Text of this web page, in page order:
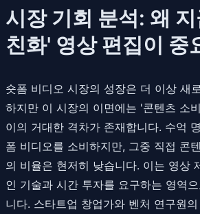
시장 기회 분석: 왜
친화' 영상 편집이 중
숏폼 비디오 시장의 성장은 더 이상 새
하지만 이 시장의 이면에는 '콘텐츠 소
이의 거대한 격차가 존재합니다. 수억
폼 비디오를 소비하지만, 그중 직접 콘
의 비율은 현저히 낮습니다. 이는 영상
인 기술과 시간 투자를 요구하는 영역
니다. 스타트업 창업가와 벤처 연구원